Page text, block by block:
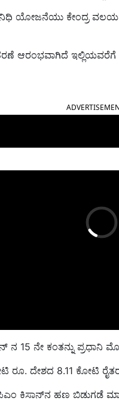
ನಿಧಿ ಯೋಜನೆಯು ಕೇಂದ್ರ
ಆರಂಭವಾಗಿದೆ ಇಲ್ಲಿಯವರೆಗೆ
ನ15ನೇ ಕಂತನ್ನು ಪ್ರಧಾನಿ
8.11ಕೋಟಿ
ಕಿಸಾನ್‌ನ ಹಣ ಬಿಡುಗಡೆ